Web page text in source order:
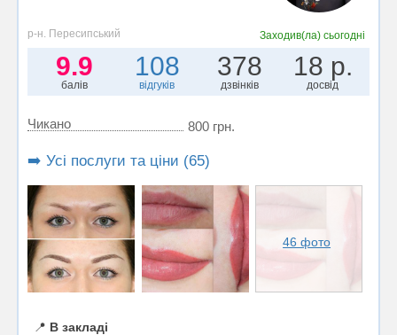
р-н. Пересипський Заходив(ла)сьогодні
9.9
балів
108
відгуків
378
дзвінків
18 р.
досвід
Чикано 800 грн.
➡️ Усі послуги та ціни (65)
46 фото
📍 В закладі